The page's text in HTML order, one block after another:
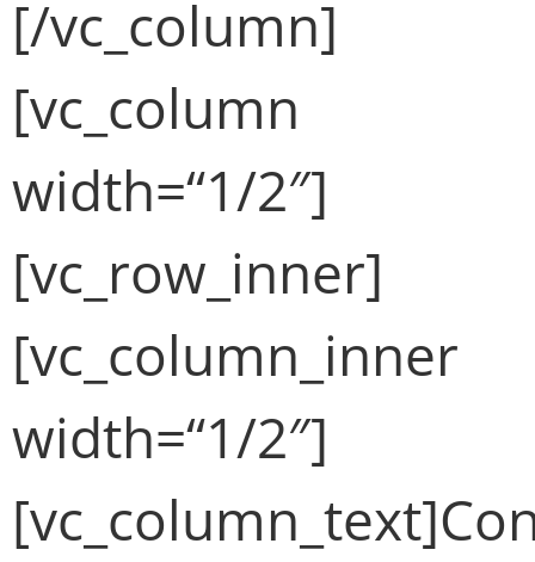
[/vc_column]
[vc_column
width=“1/2″]
[vc_row_inner]
[vc_column_inner
width=“1/2″]